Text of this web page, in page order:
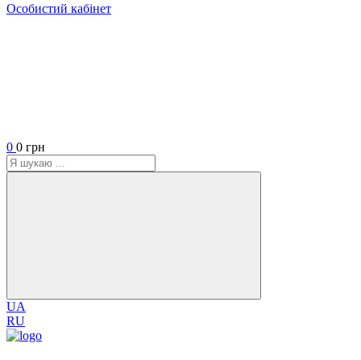
Особистий кабінет
0 0 грн
UA
RU